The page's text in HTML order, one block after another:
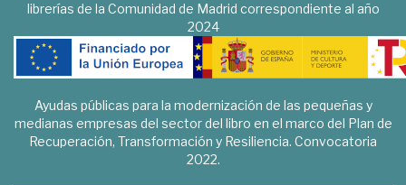
librerías de la Comunidad de Madrid correspondiente al año
2024
Ayudas públicas para la modernización de las pequeñas y
medianas empresas del sector del libro en el marco del Plan de
Recuperación, Transformación y Resiliencia. Convocatoria
2022.